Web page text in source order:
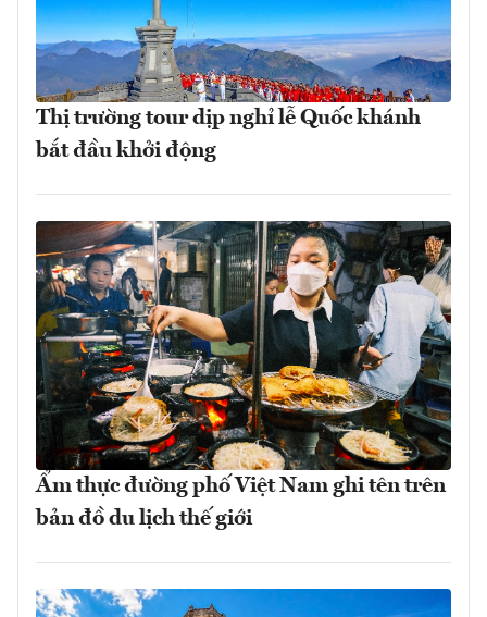
Thị trường tour dịp nghỉ lễ Quốc khánh
bắt đầu khởi động
Ẩm thực đường phố Việt Nam ghi tên trên
bản đồ du lịch thế giới